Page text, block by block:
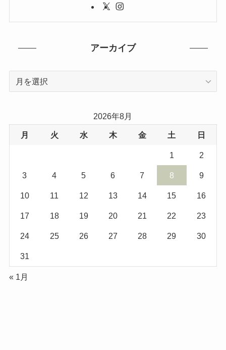
アーカイブ
ブ
2026年8月
月 火 水 木 金 土 日
1 2
3 4 5 6 7 8 9
10 11 12 13 14 15 16
17 18 19 20 21 22 23
24 25 26 27 28 29 30
31
« 1月